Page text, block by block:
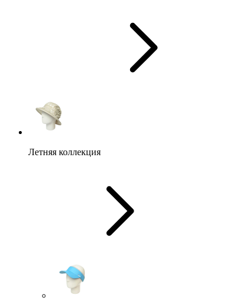
Летняя коллекция